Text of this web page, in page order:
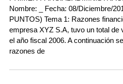
Nombre: _ Fecha: 08/Diciembre/
PUNTOS) Tema 1: Razones
empresa XYZ S.A, tuvo un total de
el año fiscal 2006. A continuación
razones de